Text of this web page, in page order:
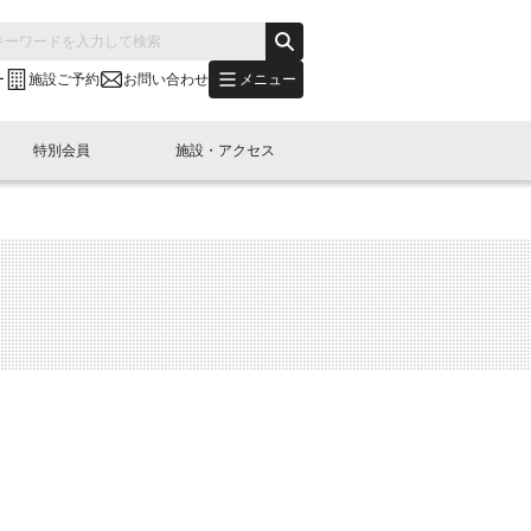
施設ご予約 お問い合わせ メニュー
別会員開催
展・参加
"LINK-BioBAY TOKYO"？
(News Letter)
コラム
ュース・事業紹介
ベント
LINK-J WEST
容
本橋エリアについて
特別会員
し込み
施設・アクセス
予約